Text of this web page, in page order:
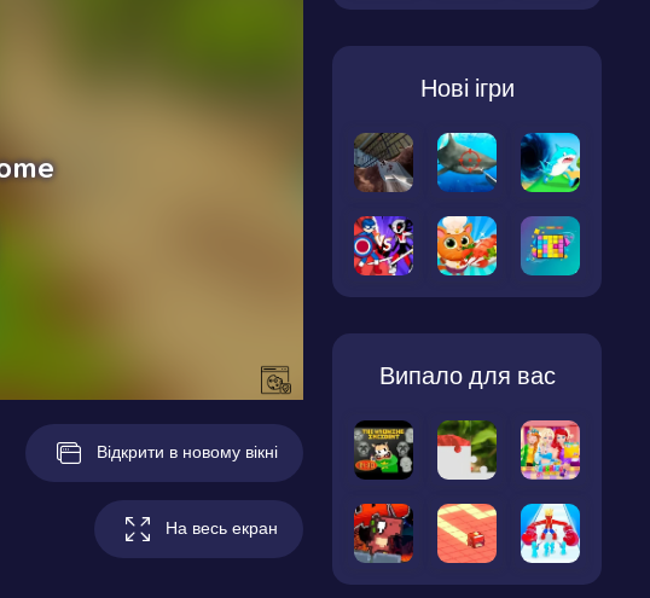
Відкрити в новому вікні
На весь екран
Нові ігри
Випало для вас